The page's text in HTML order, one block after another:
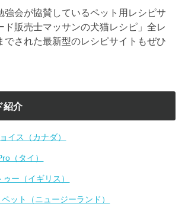
強会が協賛しているペット用レシピサ
ド販売士マッサンの犬猫レシピ」全レ
でされた最新型のレシピサイトもぜひ
紹介
イス（カナダ）
（タイ）
ー（イギリス）
ット（ニュージーランド）